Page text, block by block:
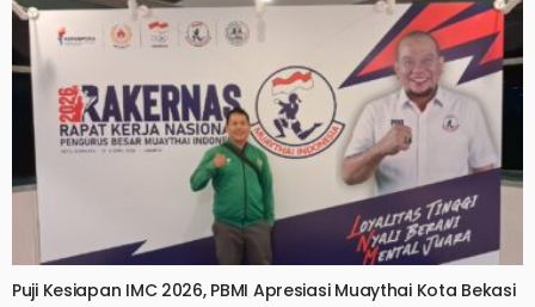
Puji Kesiapan IMC 2026, PBMI Apresiasi Muaythai Kota Bekasi